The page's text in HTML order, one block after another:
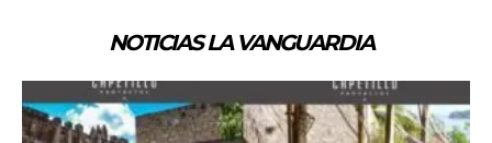
NOTICIAS LA VANGUARDIA